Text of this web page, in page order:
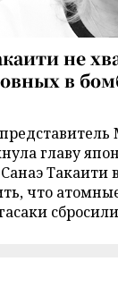
не
в
главу
Такаити
что